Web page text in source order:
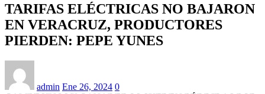
TARIFAS ELÉCTRICAS NO BAJARON
EN VERACRUZ, PRODUCTORES
PIERDEN: PEPE YUNES
admin Ene 26, 2024 0